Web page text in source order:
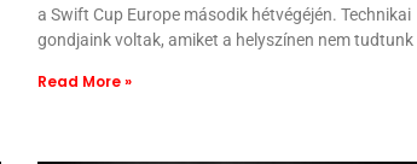
a Swift Cup Europe második hétvégéjén. Technikai
gondjaink voltak, amiket a helyszínen nem tudtunk
Read More »